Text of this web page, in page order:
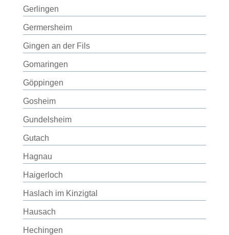
Gerlingen
Germersheim
Gingen an der Fils
Gomaringen
Göppingen
Gosheim
Gundelsheim
Gutach
Hagnau
Haigerloch
Haslach im Kinzigtal
Hausach
Hechingen